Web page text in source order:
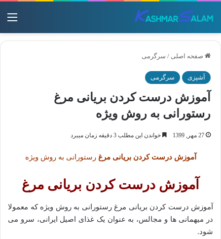
صفحه اصلی / سرگرمی
آشپزی سرگرمی
آموزش درست کردن بریانی مرغ
رستورانی به روش ویژه
27 مهر, 1399 خواندن این مطلب 3 دقیقه زمان میبرد
آموزش درست کردن بریانی مرغ رستورانی به روش ویژه
آموزش درست کردن بریانی مرغ
آموزش درست کردن بریانی مرغ رستورانی به روش ویژه که معمولا
در میهمانی ها و مجالس، به عنوان یک غذای اصیل ایرانی، سرو می
شود.